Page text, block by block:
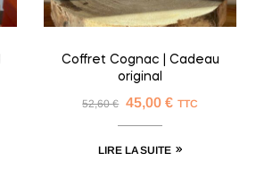
Coffret Cognac | Cadeau
original
52,60€ 45,00 € TTC
LIRE LA SUITE